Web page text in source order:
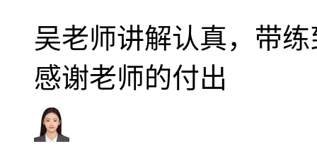
吴老师讲解认真，带
感谢老师的付出